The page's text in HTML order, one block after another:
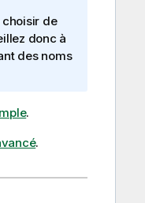
choisir de
donc à
des noms
.
.